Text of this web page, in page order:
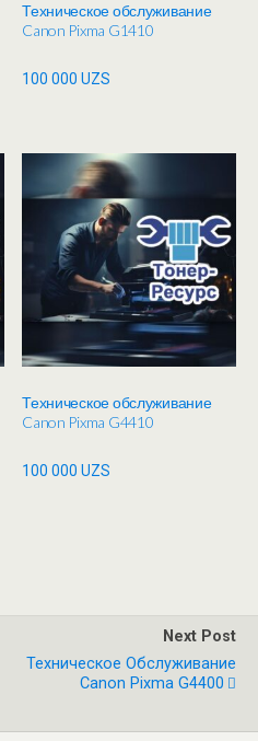
Техническое обслуживание
Canon Pixma G1410
100 000UZS
Техническое обслуживание
Canon Pixma G4410
100 000UZS
Next Post
Техническое Обслуживание
Canon Pixma G4400